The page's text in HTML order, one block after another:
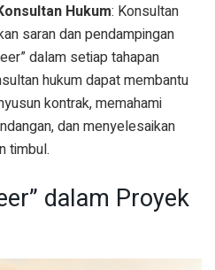
Hukum: Konsultan
saran dan pendampingan
dalam setiap tahapan
hukum dapat membantu
kontrak, memahami
dan menyelesaikan
timbul.
dalam Proyek